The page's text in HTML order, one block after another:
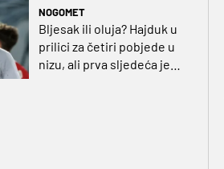
NOGOMET
Bljesak ili oluja? Hajduk u
prilici za četiri pobjede u
nizu, ali prva sljedeća je